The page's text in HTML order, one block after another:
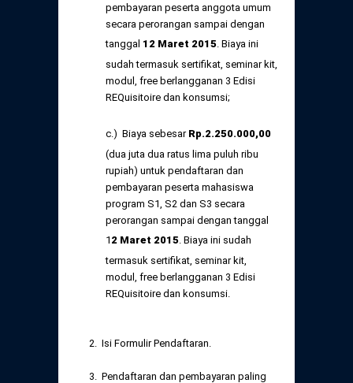
pembayaran peserta anggota umum
secara perorangan sampai dengan
tanggal 12 Maret 2015 . Biaya ini
sudah termasuk sertifikat, seminar kit,
modul, free berlangganan 3 Edisi
REQuisitoire dan konsumsi;
c.) Biaya sebesar Rp.2.250.000,00
(dua juta dua ratus lima puluh ribu
rupiah) untuk pendaftaran dan
pembayaran peserta mahasiswa
program S1, S2 dan S3 secara
perorangan sampai dengan tanggal
1 2 Maret 2015 . Biaya ini sudah
termasuk sertifikat, seminar kit,
modul, free berlangganan 3 Edisi
REQuisitoire dan konsumsi.
2. Isi Formulir Pendaftaran.
3. Pendaftaran dan pembayaran paling